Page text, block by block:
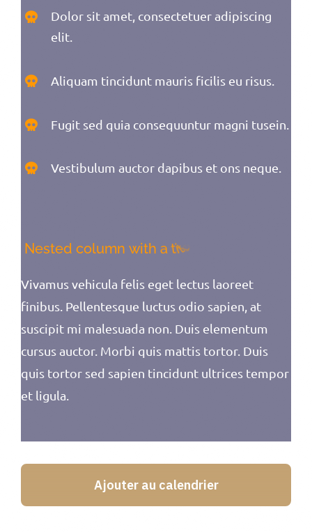
Dolor sit amet, consectetuer adipiscing
elit.
Aliquam tincidunt mauris ficilis eu risus.
Fugit sed quia consequuntur magni tusein.
Vestibulum auctor dapibus et ons neque.
Vivamus vehicula felis eget lectus laoreet
finibus. Pellentesque luctus odio sapien, at
suscipit mi malesuada non. Duis elementum
cursus auctor. Morbi quis mattis tortor. Duis
quis tortor sed sapien tincidunt ultrices tempor
et ligula.
Ajouter au calendrier